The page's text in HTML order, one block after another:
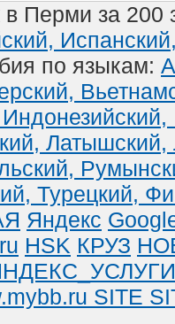
Перми за 200
по языкам:
Индонезийский,
Латышский,
Турецкий,
Яндекс
HSK КРУЗ
SITE